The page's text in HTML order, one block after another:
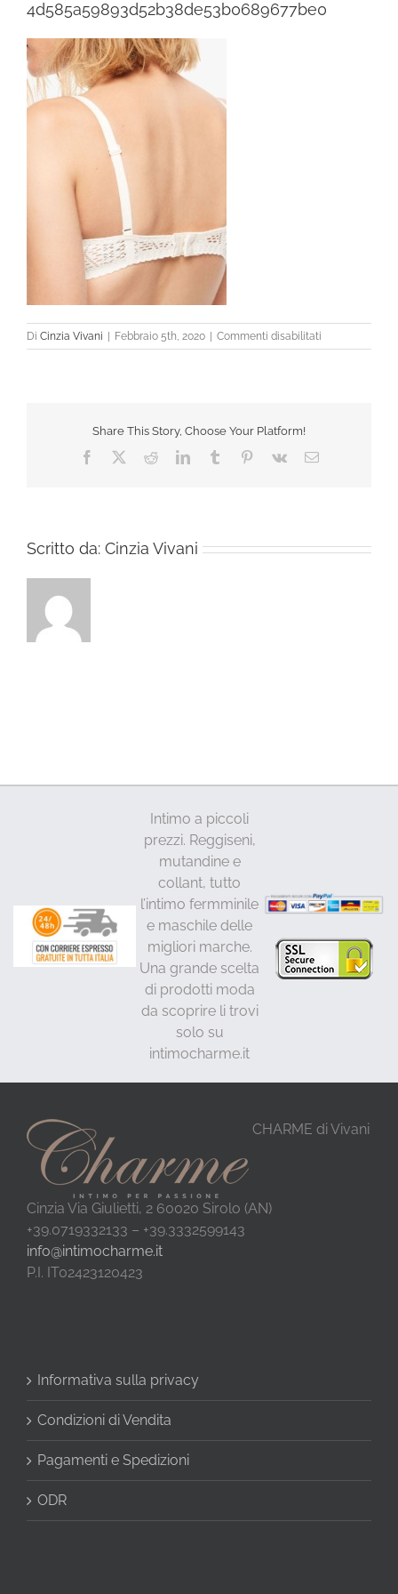
4d585a59893d52b38de53b0689677be0
Di Cinzia Vivani Febbraio 5th, 2020 Commenti disabilitati
Share This Story, Choose Your Platform!
Facebook RedditLinkedInTumblr Pinterest
Vk Email
Scritto da: Cinzia Vivani
Intimo a piccoli
prezzi. Reggiseni,
mutandine e
collant, tutto
l’intimo fermminile
e maschile delle
migliori marche.
Una grande scelta
di prodotti moda
da scoprire li trovi
solo su
intimocharme.it
CHARME di Vivani
Cinzia Via Giulietti, 2 60020 Sirolo (AN)
+39.0719332133 – +39.3332599143
info@intimocharme.it
P.I. IT02423120423
Informativa sulla privacy
Condizioni di Vendita
Pagamenti e Spedizioni
ODR